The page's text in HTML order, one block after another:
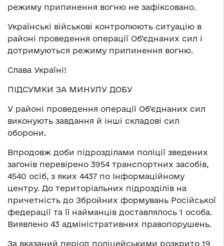
режиму припинення вогню не зафіксовано.
Українські військові контролюють ситуацію в
районі проведення операції Об’єднаних сил і
дотримуються режиму припинення вогню.
Слава Україні!
ПІДСУМКИ ЗА МИНУЛУ ДОБУ
У районі проведення операції Об’єднаних сил
виконують завдання й інші складові сил
оборони.
Впродовж доби підрозділами поліції зведених
загонів перевірено 3954 транспортних засобів,
4540 осіб, з яких 4437 по Інформаційному
центру. До територіальних підрозділів на
причетність до Збройних формувань Російської
федерації та її найманців доставлялось 1 особа.
Виявлено 43 адміністративних правопорушень.
За вказаний період поліцейськими розкрито 19